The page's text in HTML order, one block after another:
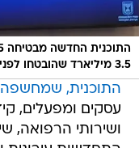
3.5 מיליארד שהובטחו לפני חודשים
התוכנית, שמחשפה
עסקים ומפעלים,
ושירותי הרפואה,